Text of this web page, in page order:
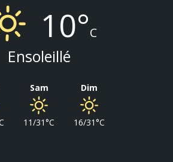
10°C
Ensoleillé
Sam
11/31°C
Dim
16/31°C